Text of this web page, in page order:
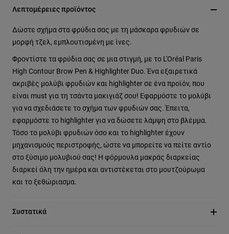
Λεπτομέρειες προϊόντος
Δώστε σχήμα στα φρύδια σας με τη μάσκαρα φρυδιών σε
μορφή τζελ, εμπλουτισμένη με ίνες.
Φροντίστε τα φρύδια σας σε μια στιγμή, με το L'Oréal Paris
High Contour Brow Pen & Highlighter Duo. Ένα εξαιρετικά
ακριβές μολύβι φρυδιών και highlighter σε ένα προϊόν, που
είναι must για τη τσάντα μακιγιάζ σου! Εφαρμόστε το μολύβι
για να σχεδιάσετε το σχήμα των φρυδιών σας. Έπειτα,
εφαρμόστε το highlighter για να δώσετε λάμψη στο βλέμμα.
Τόσο το μολύβι φρυδιών όσο και το highlighter έχουν
μηχανισμούς περιστροφής, ώστε να μπορείτε να πείτε αντίο
στο ξύσιμο μολυβιού σας! Η φόρμουλα μακράς διαρκείας
διαρκεί όλη την ημέρα και αντιστέκεται στο μουτζούρωμα
και το ξεθώριασμα.
Συστατικά